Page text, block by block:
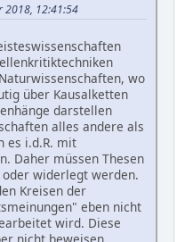
2018, 12:41:54
wo
über Kausalketten
darstellen
alles andere als
es i.d.R. mit
Daher müssen Thesen
widerlegt werden.
Kreisen der
eben nicht
wird. Diese
nicht beweisen.